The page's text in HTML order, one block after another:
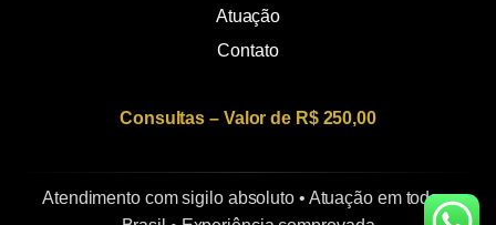
Atuação
Contato
Consultas – Valor de R$ 250,00
Atendimento com sigilo absoluto • Atuação em todo o